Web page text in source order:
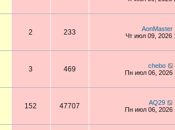
2 233
AonMaster
Чт июл 09, 2026
3 469
chebo
Пн июл 06, 2026
152 47707
AQ29
Пн июл 06, 2026